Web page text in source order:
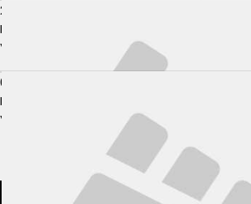
21. 02. 2009
PROFESIONÁLNÍ ZÁPAS MMA
Výsledek:
TKO, 1. kolo 2:30
01. 11. 2008
PROFESIONÁLNÍ ZÁPAS MMA
Výsledek:
TKO (Punches), 2. kolo 2:57